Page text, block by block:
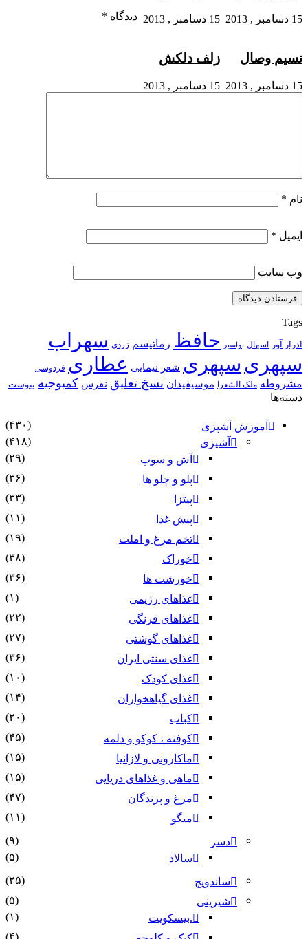
15 دسامبر , 2013 15 دسامبر , 2013
نسیم وصال
15 دسامبر , 2013
زلف دلکش
15 دسامبر , 2013
دیدگاه *
نام *
ایمیل *
وب‌ سایت
Tags
ادرار آور اسهال بواسیر حافظ رماتیسم زردی سهراب
سپهری سپهری شعر نیمایی عطاری فردوسی
مشروطه ملک الشعرا موسیقیدان نسخ تعلیق نقرس کمبوجیه یبوست
دسته‌ها
آموزش آشپزی
(۴۳۰)
آشپزی
(۴۱۸)
آش و سوپ
(۲۹)
پلو و چلو ها
(۳۶)
پیتزا
(۳۳)
پیش غذا
(۱۱)
تخم مرغ و املت
(۱۹)
خوراک
(۳۸)
خورشت ها
(۳۶)
غذاهای رژیمی
(۱)
غذاهای فرنگی
(۲۲)
غذاهای گوشتی
(۲۷)
غذای سنتی ایران
(۳۶)
غذای کودک
(۱۰)
غذای گیاهخواران
(۱۴)
کباب
(۲۰)
کوفته ، کوکو و دلمه
(۴۵)
ماکارونی و لازانیا
(۱۵)
ماهی و غذاهای دریایی
(۱۵)
مرغ و پرندگان
(۴۷)
میگو
(۱۱)
دسر
(۹)
سالاد
(۵)
ساندویچ
(۲۵)
شیرینی
(۵)
.بیسکویت
(۱)
(۴)